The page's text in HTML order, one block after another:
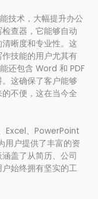
技术，大幅提升办公
查器，它能够自动
晰度和专业性。这
技能的用户尤其有
还包含 Word 和 PDF
这确保了客户能够
不便，这在当今全
Excel、PowerPoint
用户提供了丰富的资
盖了从简历、公司
始终拥有坚实的工